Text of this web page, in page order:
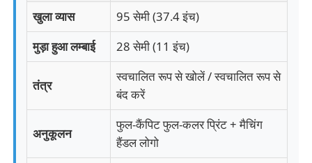
खुला व्यास
95 सेमी (37.4 इंच)
मुड़ा हुआ लम्बाई
28 सेमी (11 इंच)
तंत्र
स्वचालित रूप से खोलें / स्वचालित रूप से
बंद करें
अनुकूलन
फुल-कैंपिट फुल-कलर प्रिंट + मैचिंग
हैंडल लोगो